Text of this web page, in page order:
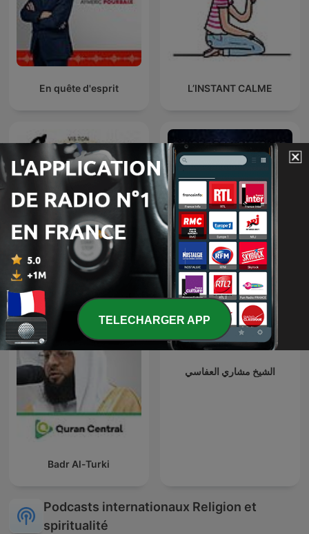
En quête d'esprit L’INSTANT CALME
Vis ton Coran Poussières d'étoiles
Badr Al-Turki
الشيخ مشاري العفاسي
Podcasts internationaux Religion et
spiritualité
TELECHARGER APP